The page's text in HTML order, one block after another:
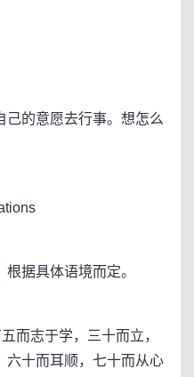
的意愿去行事。想怎么
据具体语境而定。
志于学，三十而立，
六十而耳顺，七十而从心